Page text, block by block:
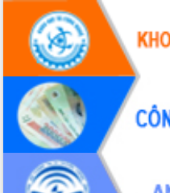
Phó Chủ tịch Thường trực UBND tỉnh
Hồ Thị Nguyên Thảo làm việc tại Trung
tâm Phục vụ hành chính công xã Ea
Xây dựng nền hành chính số đồng
hành cùng nông dân dân, doanh nghiệp
Giai đoạn 2026-2030, Đắk Lắk phấn
đấu có 77% xã đạt chuẩn nông thôn
Chuyển đổi số 'mở đường' cho nông
nghiệp Đắk Lắk tăng trưởng bứt phá